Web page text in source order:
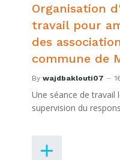
Organisation
travail pour
des
commune de
By wajdbaklouti07
Une séance de travail
supervision du